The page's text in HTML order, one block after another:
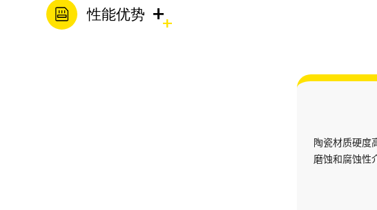
性能优势 +
陶瓷材质硬度
磨蚀和腐蚀性